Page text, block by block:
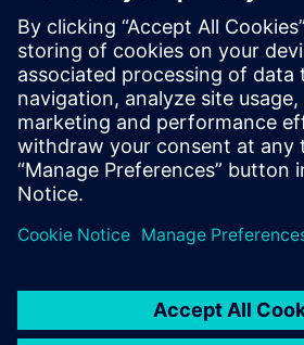
Produtos
Pré-requisitos
nenhum